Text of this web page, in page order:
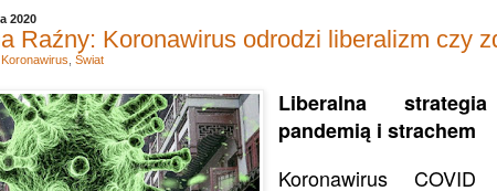
2020
Raźny: Koronawirus odrodzi liberalizm czy
Liberalna
pandemią i strachem
Koronawirus
Koronawirus, Świat